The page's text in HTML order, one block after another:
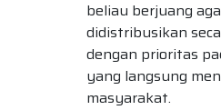
beliau berjuang
didistribusikan
dengan prioritas
yang langsung
masyarakat.